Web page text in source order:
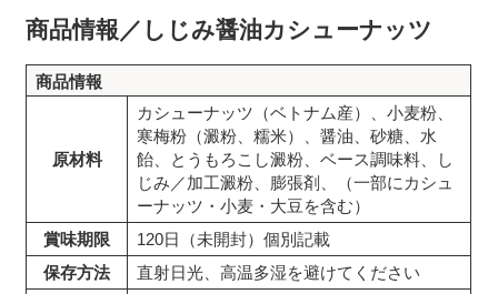
商品情報／しじみ醤油カシューナッツ
商品情報
原材料
カシューナッツ（ベトナム産）、小麦粉、
寒梅粉（澱粉、糯米）、醤油、砂糖、水
飴、とうもろこし澱粉、ベース調味料、し
じみ／加工澱粉、膨張剤、（一部にカシュ
ーナッツ・小麦・大豆を含む）
賞味期限
120日（未開封）個別記載
保存方法
直射日光、高温多湿を避けてください